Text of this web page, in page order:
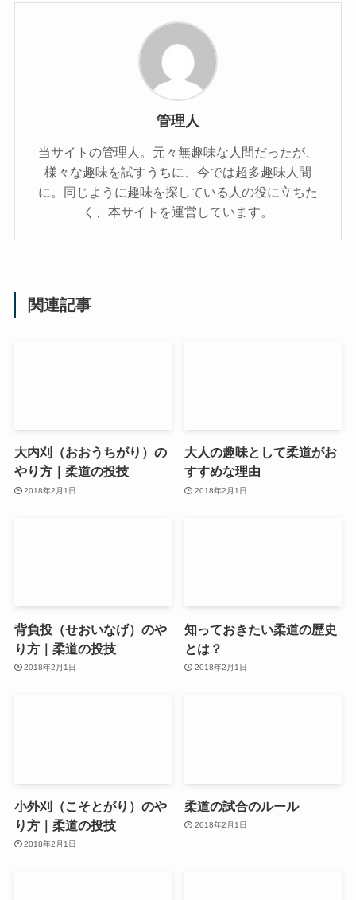
管理人
当サイトの管理人。元々無趣味な人間だったが、
様々な趣味を試すうちに、今では超多趣味人間
に。同じように趣味を探している人の役に立ちた
く、本サイトを運営しています。
関連記事
大内刈（おおうちがり）の
やり方｜柔道の投技
2018年2月1日
大人の趣味として柔道がお
すすめな理由
2018年2月1日
背負投（せおいなげ）のや
り方｜柔道の投技
2018年2月1日
知っておきたい柔道の歴史
とは？
2018年2月1日
小外刈（こそとがり）のや
り方｜柔道の投技
2018年2月1日
柔道の試合のルール
2018年2月1日